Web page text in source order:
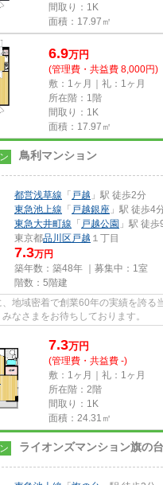
間取り：1K
面積：17.97㎡
6.9万円
(管理費・共益費 8,000円)
敷：1ヶ月｜礼：1ヶ月
所在階：1階
間取り：1K
面積：17.97㎡
鳥利マンション
都営浅草線 「 戸越 」駅 徒歩2分
東急池上線 「 戸越銀座 」駅 徒歩4
東急大井町線 「 戸越公園 」駅 徒歩
東京都品川区 戸越 １丁目
7.3万円
築年数：築48年 ｜募集中： 1室
階数：5階建
、地域密着で創業60年の実績を誇る
なさまをお待ちしております。
7.3万円
(管理費・共益費 -)
敷：1ヶ月｜礼：1ヶ月
所在階：2階
間取り：1K
面積：24.31㎡
ライオンズマンション旗の台